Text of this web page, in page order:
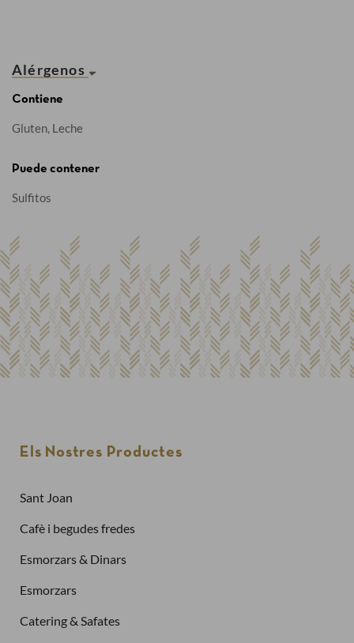
Alérgenos
Contiene
Gluten, Leche
Puede contener
Sulfitos
Els Nostres Productes
Sant Joan
Cafè i begudes fredes
Esmorzars & Dinars
Esmorzars
Catering & Safates